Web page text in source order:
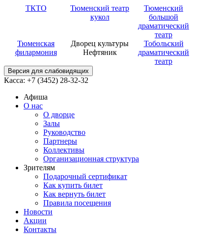
ТКТО
Тюменский театр
кукол
Тюменский
большой
драматический
театр
Тюменская
филармония
Дворец культуры
Нефтяник
Тобольский
драматический
театр
Версия для слабовидящих
Касса: +7 (3452) 28-32-32
Афиша
О нас
О дворце
Залы
Руководство
Партнеры
Коллективы
Организационная структура
Зрителям
Подарочный сертификат
Как купить билет
Как вернуть билет
Правила посещения
Новости
Акции
Контакты